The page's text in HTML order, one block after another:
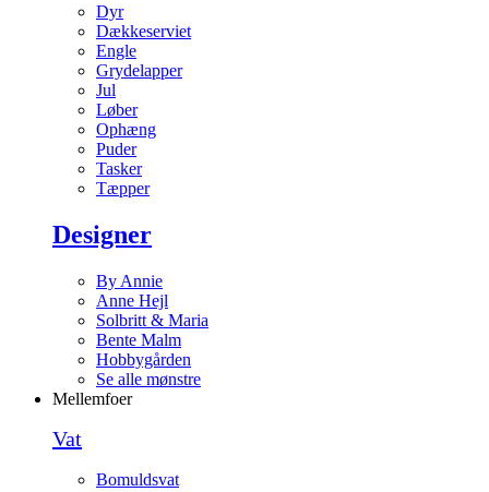
Dyr
Dækkeserviet
Engle
Grydelapper
Jul
Løber
Ophæng
Puder
Tasker
Tæpper
Designer
By Annie
Anne Hejl
Solbritt & Maria
Bente Malm
Hobbygården
Se alle mønstre
Mellemfoer
Vat
Bomuldsvat